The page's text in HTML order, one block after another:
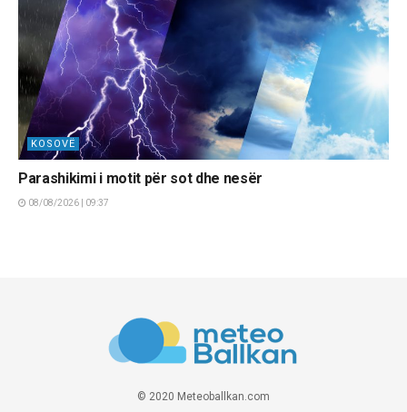
KOSOVË
Parashikimi i motit për sot dhe nesër
08/08/2026 | 09:37
© 2020 Meteoballkan.com